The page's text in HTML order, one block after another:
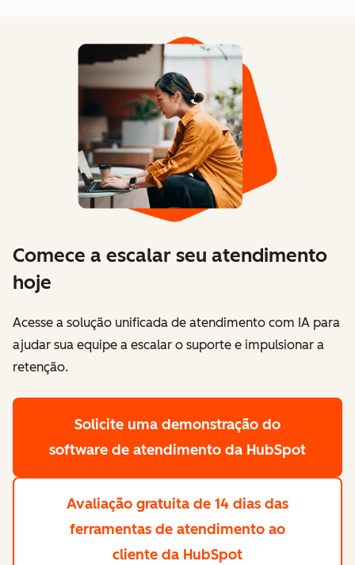
Comece a escalar seu atendimento
hoje
Acesse a solução unificada de atendimento com IA para
ajudar sua equipe a escalar o suporte e impulsionar a
retenção.
Solicite uma demonstração do
software de atendimento da HubSpot
Avaliação gratuita de 14 dias das
ferramentas de atendimento ao
cliente da HubSpot